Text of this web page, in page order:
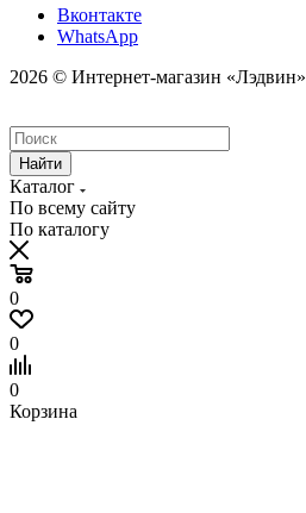
Вконтакте
WhatsApp
2026 © Интернет-магазин «Лэдвин»
Найти
Каталог
По всему сайту
По каталогу
0
0
0
Корзина